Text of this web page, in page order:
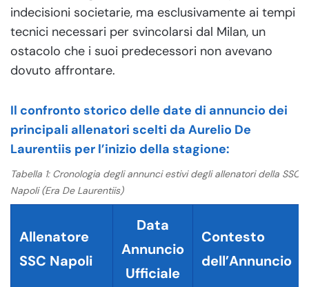
indecisioni societarie, ma esclusivamente ai tempi
tecnici necessari per svincolarsi dal Milan, un
ostacolo che i suoi predecessori non avevano
dovuto affrontare.
Il confronto storico delle date di annuncio dei
principali allenatori scelti da Aurelio De
Laurentiis per l’inizio della stagione:
Tabella 1: Cronologia degli annunci estivi degli allenatori della SSC
Napoli (Era De Laurentiis)
Allenatore
SSC Napoli
Data
Annuncio
Ufficiale
Contesto
dell’Annuncio